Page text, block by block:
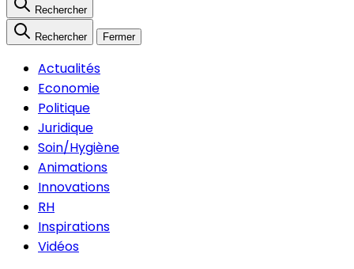
Rechercher
Rechercher Fermer
Actualités
Economie
Politique
Juridique
Soin/Hygiène
Animations
Innovations
RH
Inspirations
Vidéos